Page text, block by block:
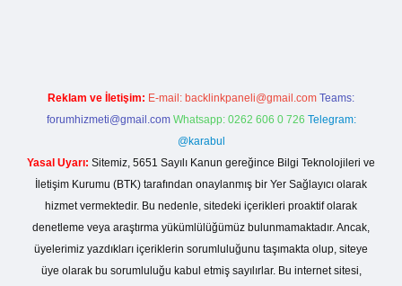
Reklam ve İletişim: E-mail: backlinkpaneli@gmail.com Teams:
forumhizmeti@gmail.com Whatsapp: 0262 606 0 726 Telegram:
@karabul
Yasal Uyarı: Sitemiz, 5651 Sayılı Kanun gereğince Bilgi Teknolojileri ve
İletişim Kurumu (BTK) tarafından onaylanmış bir Yer Sağlayıcı olarak
hizmet vermektedir. Bu nedenle, sitedeki içerikleri proaktif olarak
denetleme veya araştırma yükümlülüğümüz bulunmamaktadır. Ancak,
üyelerimiz yazdıkları içeriklerin sorumluluğunu taşımakta olup, siteye
üye olarak bu sorumluluğu kabul etmiş sayılırlar. Bu internet sitesi,